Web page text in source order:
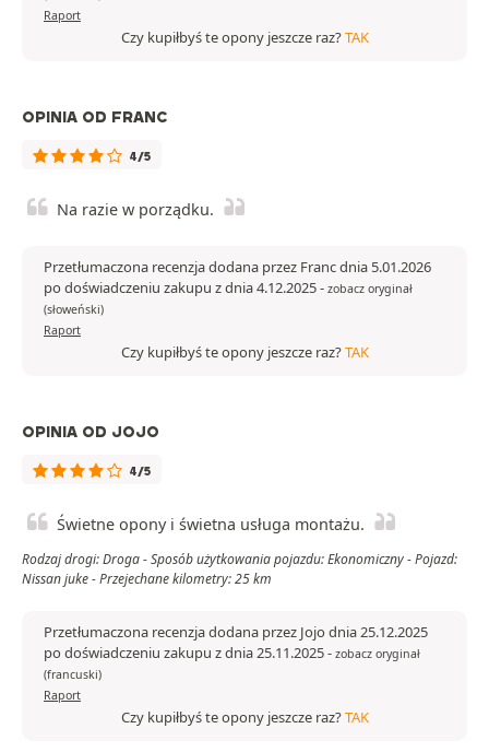
Raport
Czy kupiłbyś te opony jeszcze raz?TAK
OPINIA OD FRANC
4/5
Na razie w porządku.
Przetłumaczona recenzja dodana przez Franc dnia 5.01.2026
po doświadczeniu zakupu z dnia 4.12.2025- zobacz oryginał
(słoweński)
Raport
Czy kupiłbyś te opony jeszcze raz?TAK
OPINIA OD JOJO
4/5
Świetne opony i świetna usługa montażu.
Rodzaj drogi: Droga - Sposób użytkowania pojazdu: Ekonomiczny - Pojazd:
Nissan juke - Przejechane kilometry: 25 km
Przetłumaczona recenzja dodana przez Jojo dnia 25.12.2025
po doświadczeniu zakupu z dnia 25.11.2025- zobacz oryginał
(francuski)
Raport
Czy kupiłbyś te opony jeszcze raz?TAK